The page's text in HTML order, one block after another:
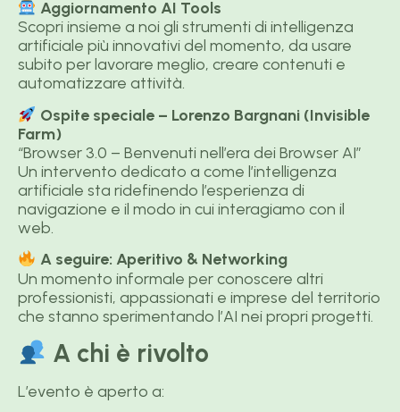
Aggiornamento AI Tools
Scopri insieme a noi gli strumenti di intelligenza
artificiale più innovativi del momento, da usare
subito per lavorare meglio, creare contenuti e
automatizzare attività.
Ospite speciale – Lorenzo Bargnani (Invisible
Farm)
“Browser 3.0 – Benvenuti nell’era dei Browser AI”
Un intervento dedicato a come l’intelligenza
artificiale sta ridefinendo l’esperienza di
navigazione e il modo in cui interagiamo con il
web.
A seguire: Aperitivo & Networking
Un momento informale per conoscere altri
professionisti, appassionati e imprese del territorio
che stanno sperimentando l’AI nei propri progetti.
A chi è rivolto
L’evento è aperto a: